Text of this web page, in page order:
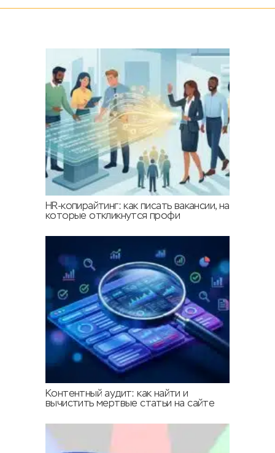
HR-копирайтинг: как писать вакансии, на
которые откликнутся профи
Контентный аудит: как найти и
вычистить мертвые статьи на сайте